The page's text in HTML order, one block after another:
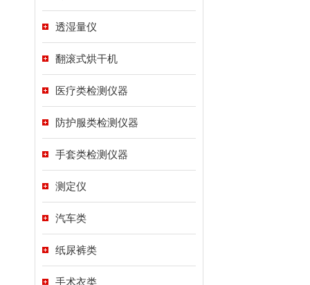
透湿量仪
翻滚式烘干机
医疗类检测仪器
防护服类检测仪器
手套类检测仪器
测定仪
汽车类
纸尿裤类
手术衣类